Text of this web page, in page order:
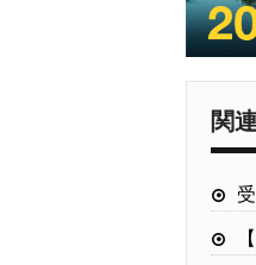
関